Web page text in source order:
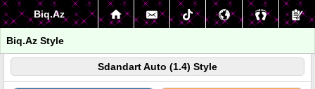
Biq.Az
Biq.Az Style
Sdandart Auto (1.4) Style